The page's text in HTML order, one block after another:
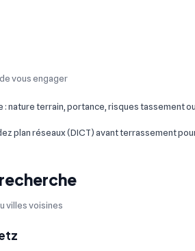
vous engager
: nature terrain, portance, risques tassement
plan réseaux (DICT) avant terrassement
villes voisines